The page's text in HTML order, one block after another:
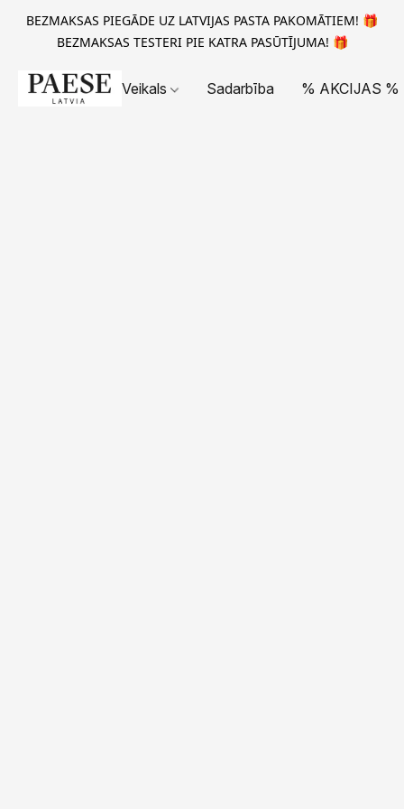
BEZMAKSAS PIEGĀDE UZ LATVIJAS PASTA PAKOMĀTIEM! 🎁
BEZMAKSAS TESTERI PIE KATRA PASŪTĪJUMA! 🎁
Veikals Sadarbība % AKCIJAS %